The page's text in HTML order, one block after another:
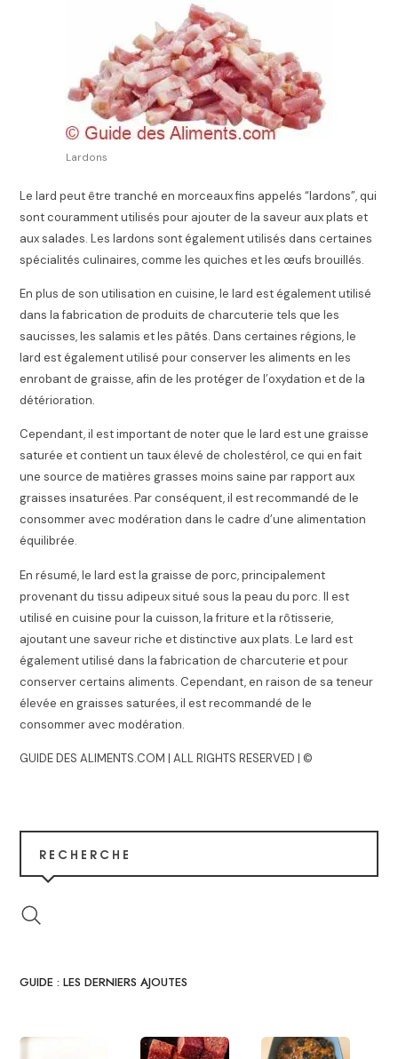
Lardons
Le lard peut être tranché en morceaux fins appelés “lardons”, qui
sont couramment utilisés pour ajouter de la saveur aux plats et
aux salades. Les lardons sont également utilisés dans certaines
spécialités culinaires, comme les quiches et les œufs brouillés.
En plus de son utilisation en cuisine, le lard est également utilisé
dans la fabrication de produits de charcuterie tels que les
saucisses, les salamis et les pâtés. Dans certaines régions, le
lard est également utilisé pour conserver les aliments en les
enrobant de graisse, afin de les protéger de l’oxydation et de la
détérioration.
Cependant, il est important de noter que le lard est une graisse
saturée et contient un taux élevé de cholestérol, ce qui en fait
une source de matières grasses moins saine par rapport aux
graisses insaturées. Par conséquent, il est recommandé de le
consommer avec modération dans le cadre d’une alimentation
équilibrée.
En résumé, le lard est la graisse de porc, principalement
provenant du tissu adipeux situé sous la peau du porc. Il est
utilisé en cuisine pour la cuisson, la friture et la rôtisserie,
ajoutant une saveur riche et distinctive aux plats. Le lard est
également utilisé dans la fabrication de charcuterie et pour
conserver certains aliments. Cependant, en raison de sa teneur
élevée en graisses saturées, il est recommandé de le
consommer avec modération.
GUIDE DES ALIMENTS.COM | ALL RIGHTS RESERVED | ©
RECHERCHE
GUIDE : LES DERNIERS AJOUTES